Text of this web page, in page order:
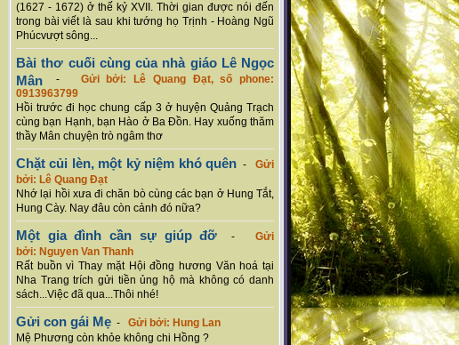
(1627 - 1672) ở thế kỷ XVII. Thời gian được nói đến
trong bài viết là sau khi tướng họ Trịnh - Hoàng Ngũ
Phúcvượt sông...
Bài thơ cuối cùng của nhà giáo Lê Ngọc
Mân - Gửi bởi: Lê Quang Đạt, số phone:
0913963799
Hồi trước đi học chung cấp 3 ở huyện Quảng Trạch
cùng bạn Hạnh, bạn Hào ở Ba Đồn. Hay xuống thăm
thầy Mân chuyện trò ngâm thơ
Chặt củi lèn, một kỷ niệm khó quên-Gửi
bởi: Lê Quang Đạt
Nhớ lại hồi xưa đi chăn bò cùng các bạn ở Hung Tắt,
Hung Cày. Nay đâu còn cảnh đó nữa?
Một gia đình cần sự giúp đỡ -Gửi
bởi: Nguyen Van Thanh
Rất buồn vì Thay mặt Hội đồng hương Văn hoá tại
Nha Trang trích gửi tiền ủng hộ mà không có danh
sách...Việc đã qua...Thôi nhé!
Gửi con gái Mẹ - Gửi bởi: Hung Lan
Mệ Phương còn khỏe không chi Hồng ?